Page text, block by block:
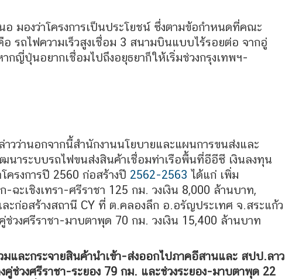
มองว่าโครงการเป็นประโยชน์ ซึ่งตามข้อกำหนดที่คณะ
รถไฟความเร็วสูงเชื่อม 3 สนามบินแบบไร้รอยต่อ จากอู่
กญี่ปุ่นอยากเชื่อมไปถึงอยุธยาก็ให้เริ่มช่วงกรุงเทพฯ-
าวว่านอกจากนี้สำนักงานนโยบายและแผนการขนส่งและ
นาระบบรถไฟขนส่งสินค้าเชื่อมท่าเรือพื้นที่อีอีซี เงินลงทุน
ครงการปี 2560 ก่อสร้างปี 2562-2563 ได้แก่ เพิ่ม
ฉะเชิงเทรา-ศรีราชา 125 กม. วงเงิน 8,000 ล้านบาท,
ะก่อสร้างสถานี CY ที่ ต.คลองลึก อ.อรัญประเทศ จ.สระแก้ว
ช่วงศรีราชา-มาบตาพุด 70 กม. วงเงิน 15,400 ล้านบาท
และกระจายสินค้านำเข้า-ส่งออกไปภาคอีสานและ สปป.ลาว
คู่ช่วงศรีราชา-ระยอง 79 กม. และช่วงระยอง-มาบตาพุด 22